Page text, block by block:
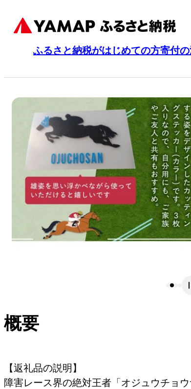
ふるさと納税がはじめての方寄付
概要
【返礼品の説明】
障害レース界の絶対王者「オジュウチョ